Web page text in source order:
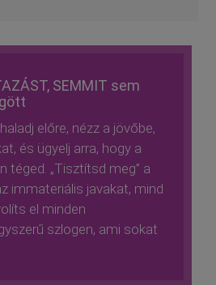
SEMMIT sem
előre, nézz a jövőbe,
és ügyelj arra, hogy a
téged. „Tisztítsd meg” a
immateriális javakat, mind
el minden
szlogen, ami sokat